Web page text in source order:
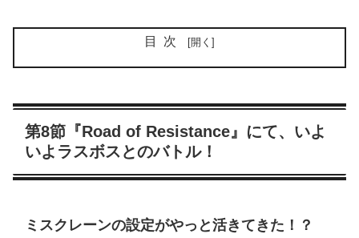
目次
第8節『Road of Resistance』にて、いよ
いよラスボスとのバトル！
ミスクレーンの設定がやっと活きてきた！？